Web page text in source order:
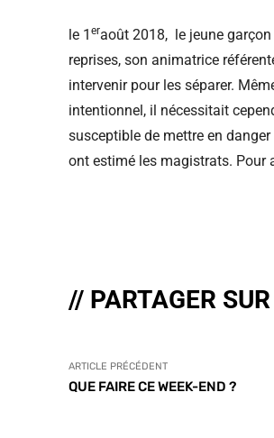
le 1 eraoût 2018, le jeune
reprises, son animatrice
intervenir pour les séparer.
intentionnel, il nécessitait
susceptible de mettre en
ont estimé les magistrats. Pour
// PARTAGER
ARTICLE PRÉCÉDENT
QUE FAIRE CE WEEK-END ?